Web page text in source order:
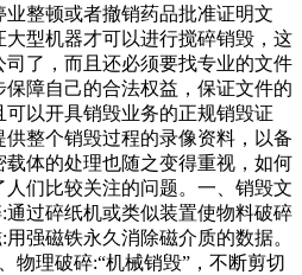
整顿或者撤销药品批准证明文
型机器才可以进行搅碎销毁，这
了，而且还必须要找专业的文件
障自己的合法权益，保证文件的
以开具销毁业务的正规销毁证
整个销毁过程的录像资料，以备
体的处理也随之变得重视，如何
们比较关注的问题。一、销毁文
过碎纸机或类似装置使物料破碎
强磁铁永久消除磁介质的数据。
物理破碎:“机械销毁”，不断剪切